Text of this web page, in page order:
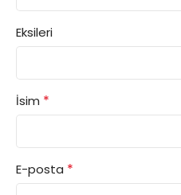
Eksileri
İsim *
E-posta *